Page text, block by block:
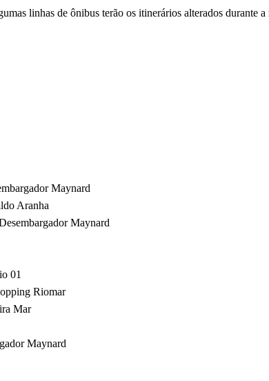
linhas de ônibus terão os itinerários alterados durante
Maynard
Aranha
Maynard
01
Riomar
Mar
Maynard